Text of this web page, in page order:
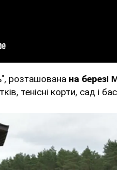
розташована на березі
тенісні корти, сад і